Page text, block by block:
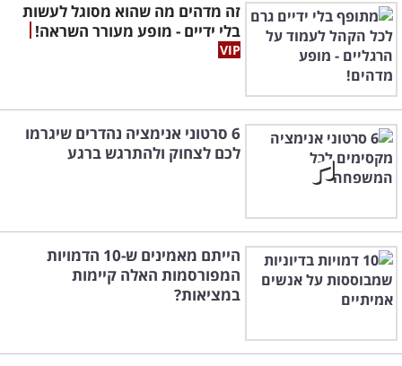
זה מדהים מה שהוא מסוגל לעשות
בלי ידיים - מופע מעורר השראה!
6 סרטוני אנימציה נהדרים שיגרמו
לכם לצחוק ולהתרגש ברגע
הייתם מאמינים ש-10 הדמויות
המפורסמות האלה קיימות
במציאות?